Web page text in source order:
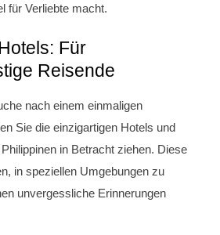
für Verliebte macht.
Für
Reisende
nach einem einmaligen
Sie die einzigartigen Hotels und
in Betracht ziehen. Diese
in speziellen Umgebungen zu
unvergessliche Erinnerungen